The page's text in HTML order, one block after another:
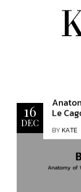
16
DEC
Le
BYKATE